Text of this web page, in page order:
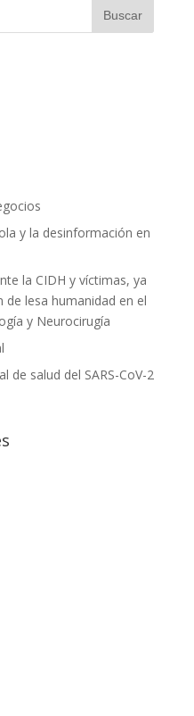
y la desinformación en
la CIDH y víctimas, ya
lesa humanidad en el
y Neurocirugía
de salud del SARS-CoV-2